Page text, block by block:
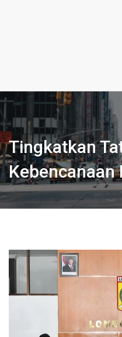
Tingkatkan
Kebencanaan